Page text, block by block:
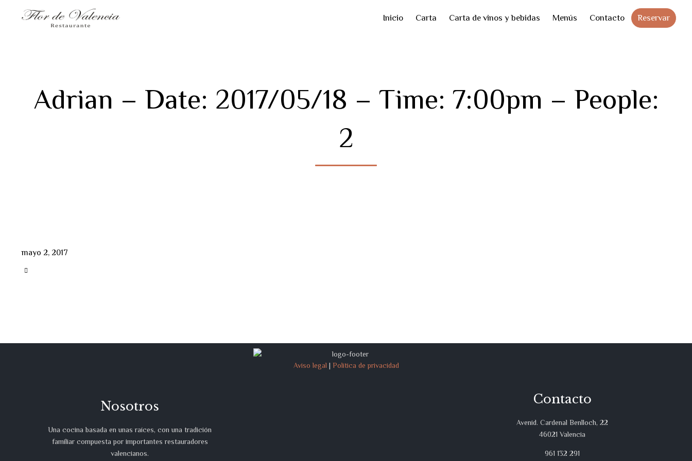
Inicio Carta Carta de vinos y bebidas Menús Contacto Reservar
Adrian – Date: 2017/05/18 – Time: 7:00pm – People:
2
mayo 2, 2017

Nosotros
Una cocina basada en unas raíces, con una tradición
familiar compuesta por importantes restauradores
valencianos.
Aviso legal | Política de privacidad
Contacto
Avenid. Cardenal Benlloch, 22
46021 Valencia
961 132 291